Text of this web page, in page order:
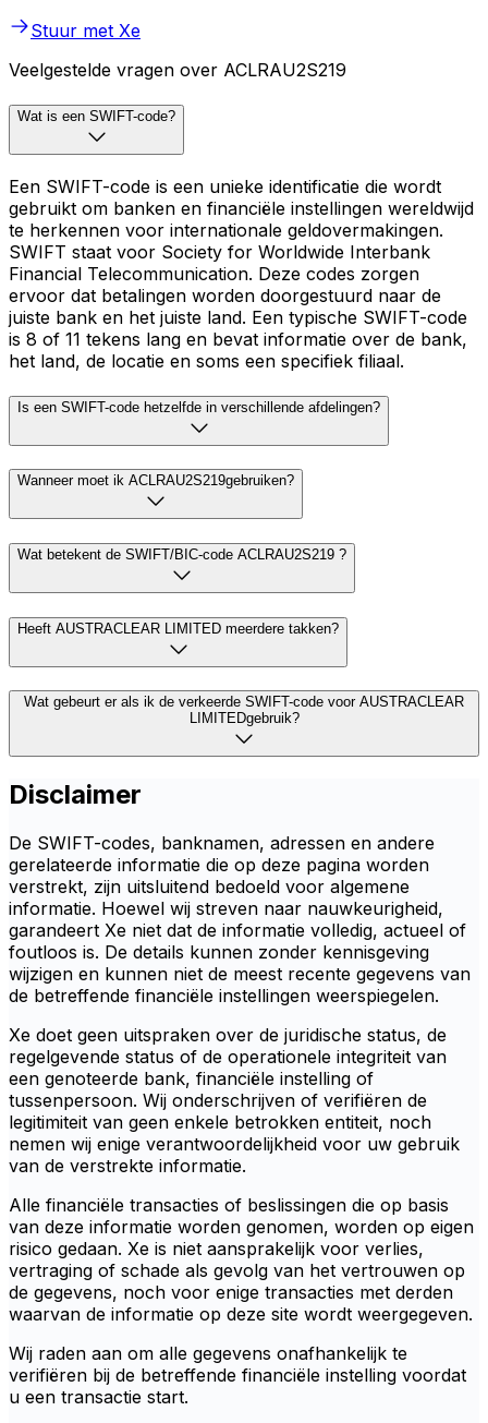
Stuur met Xe
Veelgestelde vragen over ACLRAU2S219
Wat is een SWIFT-code?
Een SWIFT-code is een unieke identificatie die wordt
gebruikt om banken en financiële instellingen wereldwijd
te herkennen voor internationale geldovermakingen.
SWIFT staat voor Society for Worldwide Interbank
Financial Telecommunication. Deze codes zorgen
ervoor dat betalingen worden doorgestuurd naar de
juiste bank en het juiste land. Een typische SWIFT-code
is 8 of 11 tekens lang en bevat informatie over de bank,
het land, de locatie en soms een specifiek filiaal.
Is een SWIFT-code hetzelfde in verschillende afdelingen?
Wanneer moet ik ACLRAU2S219gebruiken?
Wat betekent de SWIFT/BIC-code ACLRAU2S219 ?
Heeft AUSTRACLEAR LIMITED meerdere takken?
Wat gebeurt er als ik de verkeerde SWIFT-code voor AUSTRACLEAR
LIMITEDgebruik?
Disclaimer
De SWIFT-codes, banknamen, adressen en andere
gerelateerde informatie die op deze pagina worden
verstrekt, zijn uitsluitend bedoeld voor algemene
informatie. Hoewel wij streven naar nauwkeurigheid,
garandeert Xe niet dat de informatie volledig, actueel of
foutloos is. De details kunnen zonder kennisgeving
wijzigen en kunnen niet de meest recente gegevens van
de betreffende financiële instellingen weerspiegelen.
Xe doet geen uitspraken over de juridische status, de
regelgevende status of de operationele integriteit van
een genoteerde bank, financiële instelling of
tussenpersoon. Wij onderschrijven of verifiëren de
legitimiteit van geen enkele betrokken entiteit, noch
nemen wij enige verantwoordelijkheid voor uw gebruik
van de verstrekte informatie.
Alle financiële transacties of beslissingen die op basis
van deze informatie worden genomen, worden op eigen
risico gedaan. Xe is niet aansprakelijk voor verlies,
vertraging of schade als gevolg van het vertrouwen op
de gegevens, noch voor enige transacties met derden
waarvan de informatie op deze site wordt weergegeven.
Wij raden aan om alle gegevens onafhankelijk te
verifiëren bij de betreffende financiële instelling voordat
u een transactie start.